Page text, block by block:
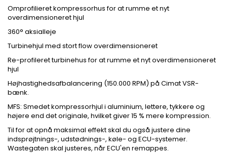
Omprofilieret kompressorhus for at rumme et nyt
overdimensioneret hjul
360° aksialleje
Turbinehjul med stort flow overdimensioneret
Re-profileret turbinehus for at rumme et nyt overdimensioneret
hjul
Højhastighedsafbalancering (150.000 RPM) på Cimat VSR-
bænk.
MFS: Smedet kompressorhjul i aluminium, lettere, tykkere og
højere end det originale, hvilket giver 15 % mere kompression.
Til for at opnå maksimal effekt skal du også justere dine
indsprøjtnings-, udstødnings-, køle- og ECU-systemer.
Wastegaten skal justeres, når ECU'en remappes.